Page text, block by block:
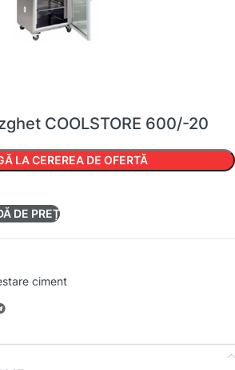
COOLSTORE 600/-20
LA CEREREA DE OFERTĂ
DE PREȚ
ciment